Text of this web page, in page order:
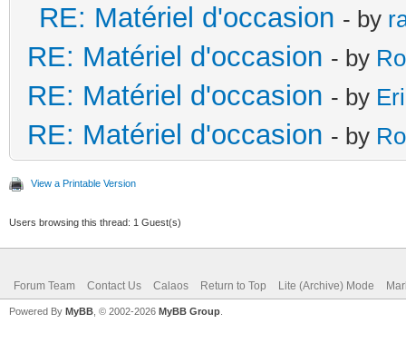
RE: Matériel d'occasion - by
RE: Matériel d'occasion - by
RE: Matériel d'occasion - by
RE: Matériel d'occasion - by
View a Printable Version
Users browsing this thread: 1 Guest(s)
Forum Team Contact Us Calaos Return to Top Lite (Archive) Mode
Powered By MyBB , © 2002-2026 MyBB Group